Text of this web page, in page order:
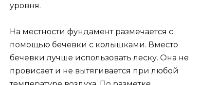
уровня.
На местности фундамент размечается с
помощью бечевки с колышками. Вместо
бечевки лучше использовать леску. Она не
провисает и не вытягивается при любой